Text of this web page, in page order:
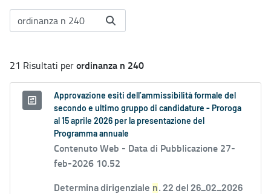
21 Risultati perordinanza n 240
Approvazione esiti dell’ammissibilità formale del
secondo e ultimo gruppo di candidature - Proroga
al 15 aprile 2026 per la presentazione del
Programma annuale
Contenuto Web - Data di Pubblicazione 27-
feb-2026 10.52
Determina dirigenziale n. 22 del 26_02_2026